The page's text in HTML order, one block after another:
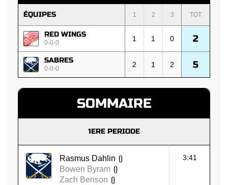
ÉQUIPES 1 2 3 TOT
RED WINGS
0-0-0 1 1 0 2
SABRES
0-0-0 2 1 2 5
SOMMAIRE
1ERE PERIODE
Rasmus Dahlin ()
Bowen Byram ()
Zach Benson ()
3:41